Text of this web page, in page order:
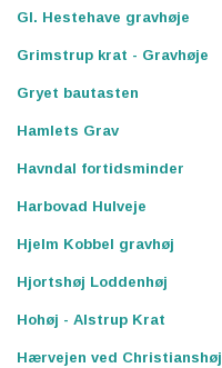
Gl. Hestehave gravhøje
Grimstrup krat - Gravhøje
Gryet bautasten
Hamlets Grav
Havndal fortidsminder
Harbovad Hulveje
Hjelm Kobbel gravhøj
Hjortshøj Loddenhøj
Hohøj - Alstrup Krat
Hærvejen ved Christianshøj